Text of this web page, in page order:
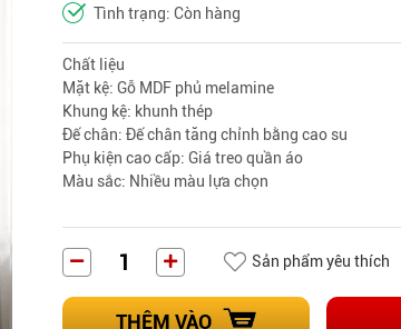
Tình trạng: Còn hàng
Chất liệu
Mặt kệ: Gỗ MDF phủ melamine
Khung kệ: khunh thép
Đế chân: Đế chân tăng chỉnh bằng cao su
Phụ kiện cao cấp: Giá treo quần áo
Màu sắc: Nhiều màu lựa chọn
Sản phẩm yêu thích
THÊM VÀO